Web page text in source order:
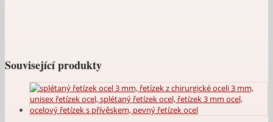
Související produkty